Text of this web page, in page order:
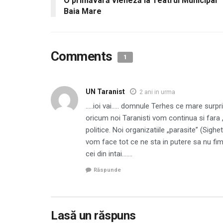
Baia Mare
Comments 1
UN Taranist 2 ani in urma
…..ioi vai….. domnule Terhes ce mare
oricum noi Taranisti vom continua si fara
politice. Noi organizatiile „parasite”
vom face tot ce ne sta in putere sa nu
cei din intai…….
Răspunde
Lasă un răspuns